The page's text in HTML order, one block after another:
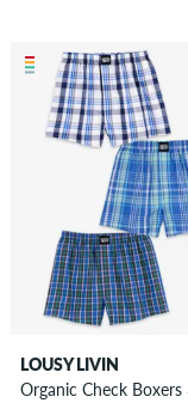
LOUSY LIVIN
Organic Check Boxers